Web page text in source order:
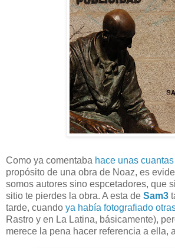
Como ya comentaba hace unas
propósito de una obra de Noaz, es
somos autores sino espcetadores, que
sitio te pierdes la obra. A esta de Sam3
tarde, cuando ya había fotografiado
Rastro y en La Latina, básicamente),
merece la pena hacer referencia a ella,